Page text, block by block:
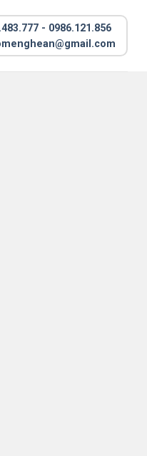
- 0986.121.856